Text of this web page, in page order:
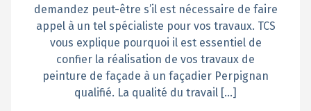
demandez peut-être s’il est nécessaire de faire
appel à un tel spécialiste pour vos travaux. TCS
vous explique pourquoi il est essentiel de
confier la réalisation de vos travaux de
peinture de façade à un façadier Perpignan
qualifié. La qualité du travail […]